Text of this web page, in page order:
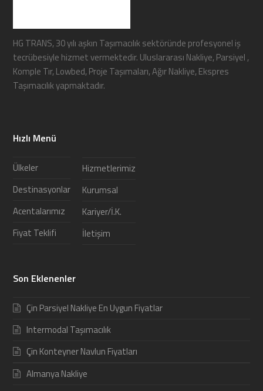
HG TRANS, 30 yılı aşkın Taşımacılık sektöründe profesyonel iş
tecrübesiyle hizmet vermektedir. Uluslararası Nakliye, Parsiyel ,
Komple Tır, Lowbed, Proje Taşımaları, Ağır Nakliye, Ekspres
Taşımacılık yapmaktadır.
Hızlı Menü
Ülkeler
Destinasyonlar
Acentalarımız
Fiyat Teklifi
Hizmetlerimiz
Kurumsal
Kariyer/İ.K.
İletişim
Son Eklenenler
Çin Parsiyel Nakliye En Uygun Fiyatlar
Intermodal Taşımacılık
Çin Konteyner Navlun Fiyatları
Almanya Nakliye